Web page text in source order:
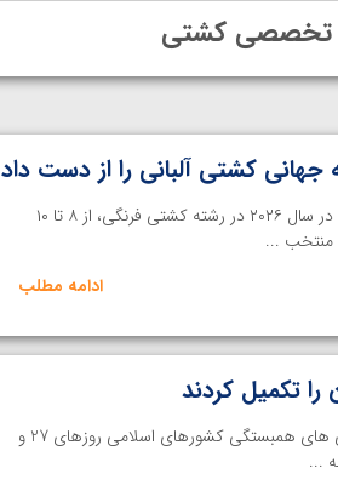
تخصصی کشتی
کشتی آلبانی را از دست داد
خانه کشتی | دومین مرحله رنکینگ اتحادیه جهانی کشتی در سال ۲۰۲۶ در رشته کشتی فرنگی، از ۸ تا ۱۰
منتخب ...
ادامه مطلب
تکمیل کردند
خانه کشتی | رقابت های کشتی فرنگی ششمین دوره بازی های همبستگی کشورهای اسلامی روزهای 27 و